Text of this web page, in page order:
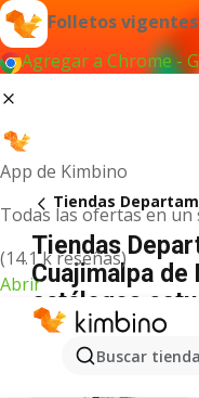
Folletos
Agregar a Chrome -
App de Kimbino
Todas las ofertas en
(14.1 k reseñas)
Abrir
Buscar
Tiendas
Tiendas
Cuajimalpa
catálogos